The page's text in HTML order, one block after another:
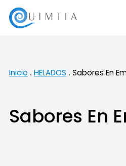
Inicio HELADOS Sabores En
Sabores En